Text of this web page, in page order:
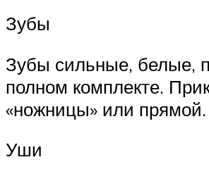
Зубы
Зубы сильные, белые,
полном комплекте.
«ножницы» или прямой.
Уши